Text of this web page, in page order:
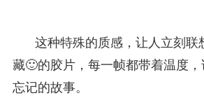
这种特殊的质感，让人立刻联
藏🙂的胶片，每一帧都带着温度
忘记的故事。